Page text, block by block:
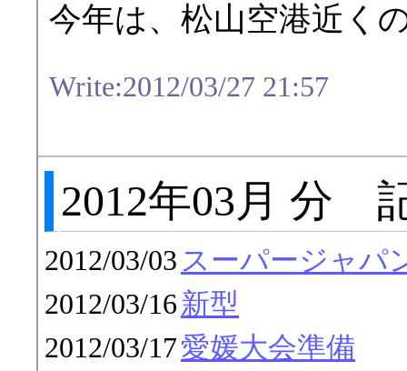
今年は、松山空港近く
Write:2012/03/27 21:57
2012年03月 分
2012/03/03 スーパージャパ
2012/03/16新型
2012/03/17愛媛大会準備